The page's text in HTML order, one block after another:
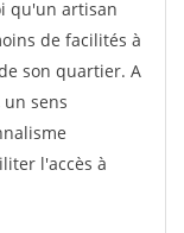
qu'un artisan
de facilités à
son quartier. A
sens
l'accès à